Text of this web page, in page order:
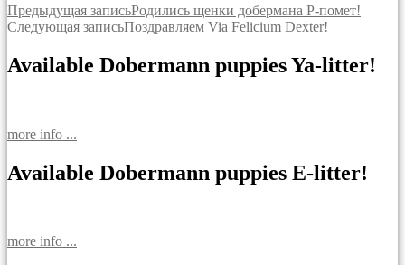
Навигация
по
записям
Предыдущая записьРодились щенки добермана Р-помет!
Следующая записьПоздравляем Via Felicium Dexter!
Available Dobermann puppies Ya-litter!
more info ...
Available Dobermann puppies E-litter!
more info ...